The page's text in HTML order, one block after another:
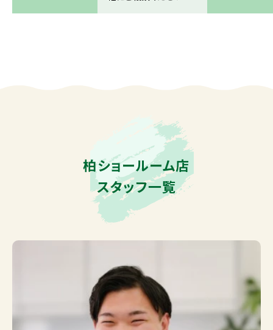
柏ショールーム店
スタッフ一覧